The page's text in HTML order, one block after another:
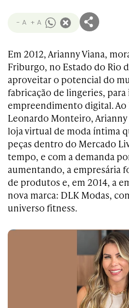
- A + A
Em 2012, Arianny Viana,
Friburgo, no Estado do Rio
aproveitar o potencial do
fabricação de lingeries,
empreendimento digital. Ao
Leonardo Monteiro,
loja virtual de moda íntima
peças dentro do Mercado
tempo, e com a demanda
aumentando, a empresária
de produtos e, em 2014, a
nova marca: DLK Modas,
universo fitness.